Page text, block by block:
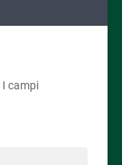
I campi